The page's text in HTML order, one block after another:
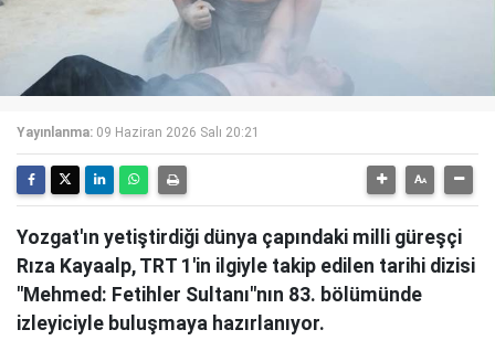
Yayınlanma: 09 Haziran 2026 Salı 20:21
Yozgat'ın yetiştirdiği dünya çapındaki milli güreşçi
Rıza Kayaalp, TRT 1'in ilgiyle takip edilen tarihi dizisi
"Mehmed: Fetihler Sultanı"nın 83. bölümünde
izleyiciyle buluşmaya hazırlanıyor.